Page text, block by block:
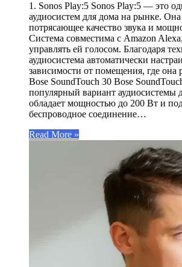
1. Sonos Play:5 Sonos Play:5 — это
аудиосистем для дома на рынке. Она
потрясающее качество звука и
Система совместима с Amazon
управлять ей голосом. Благодаря
аудиосистема автоматически
зависимости от помещения, где она
Bose SoundTouch 30 Bose
популярный вариант аудиосистемы
обладает мощностью до 200 Вт и
беспроводное соединение…
Read More »